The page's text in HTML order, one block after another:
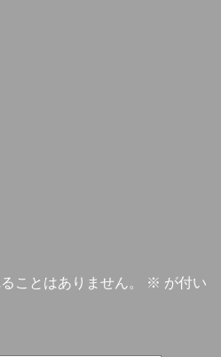
ことはありません。 ※ が付い